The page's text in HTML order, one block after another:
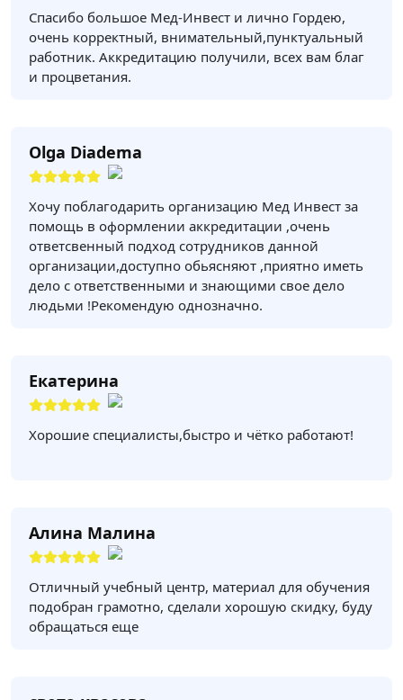
Спасибо большое Мед-Инвест и лично Гордею,
очень корректный, внимательный,пунктуальный
работник. Аккредитацию получили, всех вам благ
и процветания.
Olga Diadema
Хочу поблагодарить организацию Мед Инвест за
помощь в оформлении аккредитации ,очень
ответсвенный подход сотрудников данной
организации,доступно обьясняют ,приятно иметь
дело с ответственными и знающими свое дело
людьми !Рекомендую однозначно.
Екатерина
Хорошие специалисты,быстро и чётко работают!
Алина Малина
Отличный учебный центр, материал для обучения
подобран грамотно, сделали хорошую скидку, буду
обращаться еще